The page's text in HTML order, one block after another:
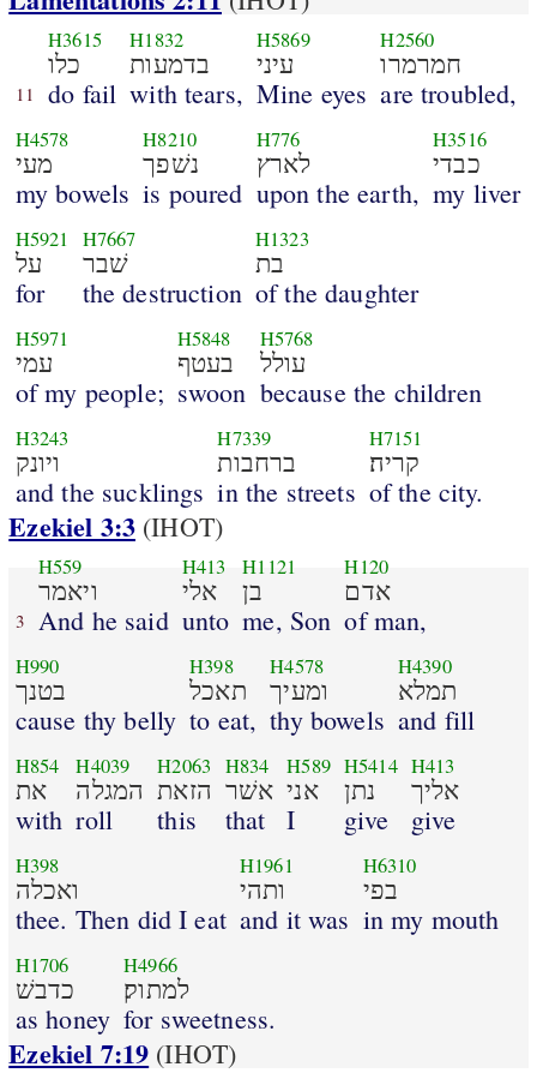
11
H3615
כלו
do fail
H1832
בדמעות
with tears,
H5869
עיני
Mine eyes
H2560
חמרמרו
are troubled,
H4578
מעי
my bowels
H8210
נשׁפך
is poured
H776
לארץ
upon the earth,
H3516
כבדי
my liver
H5921
על
for
H7667
שׁבר
the destruction
H1323
בת
of the daughter
H5971
עמי
of my people;
H5848
בעטף
swoon
H5768
עולל
because the children
H3243
ויונק
and the sucklings
H7339
ברחבות
in the streets
H7151
קריה׃
of the city.
Ezekiel 3:3 (IHOT)
3
H559
ויאמר
And he said
H413
אלי
unto
H1121
בן
me, Son
H120
אדם
of man,
H990
בטנך
cause thy belly
H398
תאכל
to eat,
H4578
ומעיך
thy bowels
H4390
תמלא
and fill
H854
את
with
H4039
המגלה
roll
H2063
הזאת
this
H834
אשׁר
that
H589
אני
I
H5414
נתן
give
H413
אליך
give
H398
ואכלה
thee. Then did I eat
H1961
ותהי
and it was
H6310
בפי
in my mouth
H1706
כדבשׁ
as honey
H4966
למתוק׃
for sweetness.
Ezekiel 7:19 (IHOT)